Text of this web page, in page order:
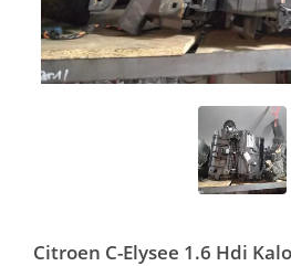
Citroen C-Elysee 1.6 Hdi